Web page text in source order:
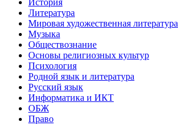
История
Литература
Мировая художественная литература
Музыка
Обществознание
Основы религиозных культур
Психология
Родной язык и литература
Русский язык
Информатика и ИКТ
ОБЖ
Право